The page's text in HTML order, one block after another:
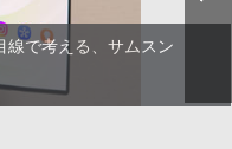
線で考える、サムスン